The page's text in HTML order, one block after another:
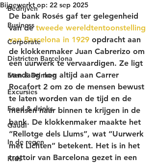
Bedrijven
Business
Corporate
Districten Barcelona
Eten & Drinken
Excursies
Food & drinks
Gaudí
In de regen
Kids
Bijgewerkt op: 22 sep 2025
De bank Rosés gaf ter gelegenheid
van de tweede wereldtentoonstelling
van Barcelona in 1929 opdracht aan
de klokkenmaker Juan Cabrerizo om
een uurwerk te vervaardigen. Ze ligt
vandaag nog altijd aan Carrer
Rocafort 2 om zo de mensen bewust
te laten worden van de tijd en de
mensen naar binnen te krijgen in de
bank. De klokkenmaker maakte het
“Rellotge dels Llums”, wat “Uurwerk
met Lichten” betekent. Het is in het
trottoir van Barcelona gezet in een